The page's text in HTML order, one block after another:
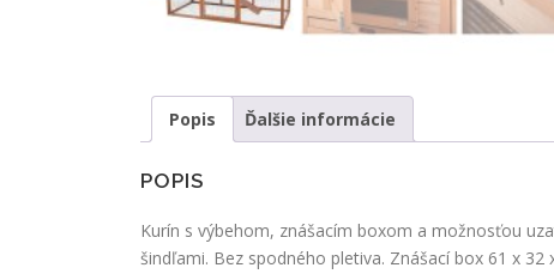
Popis Ďalšie informácie
POPIS
Kurín s výbehom, znášacím boxom a možnosťou
šindľami. Bez spodného pletiva. Znášací box 61 x